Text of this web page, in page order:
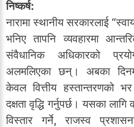
निष्कर्ष:
नारामा स्थानीय सरकारलाई
भनिए तापनि व्यवहारमा
संवैधानिक अधिकारको
अलमलिएका छन्। अबका
केवल वित्तीय हस्तान्तरणको
दक्षता वृद्धि गर्नुपर्छ। यसका
विस्तार गर्ने, राजस्व